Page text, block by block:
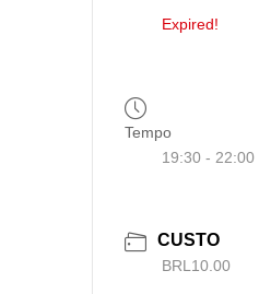
Expired!
Tempo
19:30 - 22:00
CUSTO
BRL10.00